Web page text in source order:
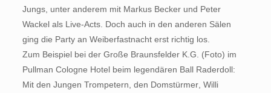
Jungs, unter anderem mit Markus Becker und Peter
Wackel als Live-Acts. Doch auch in den anderen Sälen
ging die Party an Weiberfastnacht erst richtig los.
Zum Beispiel bei der Große Braunsfelder K.G. (Foto) im
Pullman Cologne Hotel beim legendären Ball Raderdoll:
Mit den Jungen Trompetern, den Domstürmer, Willi